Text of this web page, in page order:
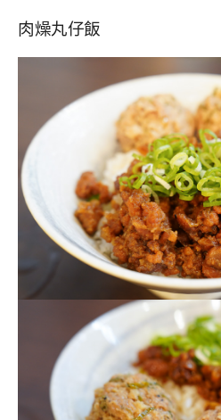
肉燥丸仔飯